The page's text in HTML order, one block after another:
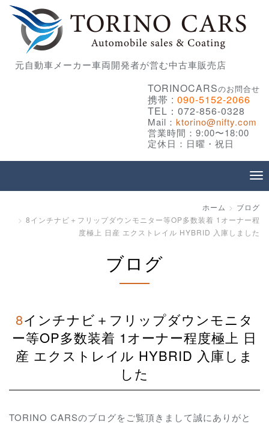
元自動車メーカー車両開発者が営む中古車販売店
TORINOCARSのお問合せ
携帯 : 090-5152-2066
TEL：072-856-0328
Mail： ktorino@nifty.com
営業時間：9:00〜18:00
定休日：日曜・祝日
ホーム
ブログ
8インチナビ＋フリップダウンモニター等OP多数装着 1オーナー程
度極上 日産 エクストレイル HYBRID 入庫しました
ブログ
8インチナビ＋フリップダウンモニタ
ー等OP多数装着 1オーナー程度極上 日
産 エクストレイル HYBRID 入庫しま
した
TORINO CARSのブログをご覧頂きまして誠にありがと